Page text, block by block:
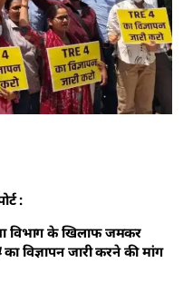
:
विभाग के खिलाफ जमकर
विज्ञापन जारी करने की मांग